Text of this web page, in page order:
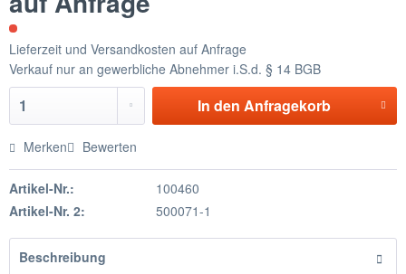
Lieferzeit und Versandkosten auf Anfrage
Verkauf nur an gewerbliche Abnehmer i.S.d. § 14 BGB
In den Anfragekorb
Merken Bewerten
Artikel-Nr.:
100460
Artikel-Nr. 2:
500071-1
Beschreibung